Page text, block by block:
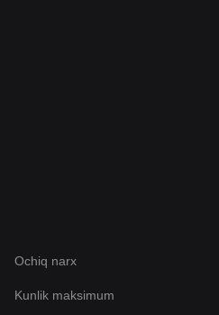
Ochiq narx
Kunlik maksimum